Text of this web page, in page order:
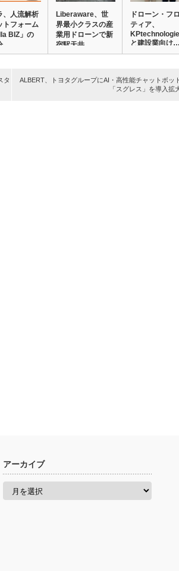
、人流解析
トフォーム
BIZ」の
…
Liberaware、世
界最小クラスの産
業用ドローンで新
宿駅天井…
ドローン・フ
ティア、
と建設業向け…
タ
ALBERT、トヨタグループにAI・高性能チャットボッ
「スグレス」を導入拡
アーカイブ
ア